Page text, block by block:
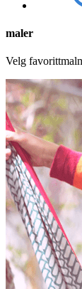
maler
Velg